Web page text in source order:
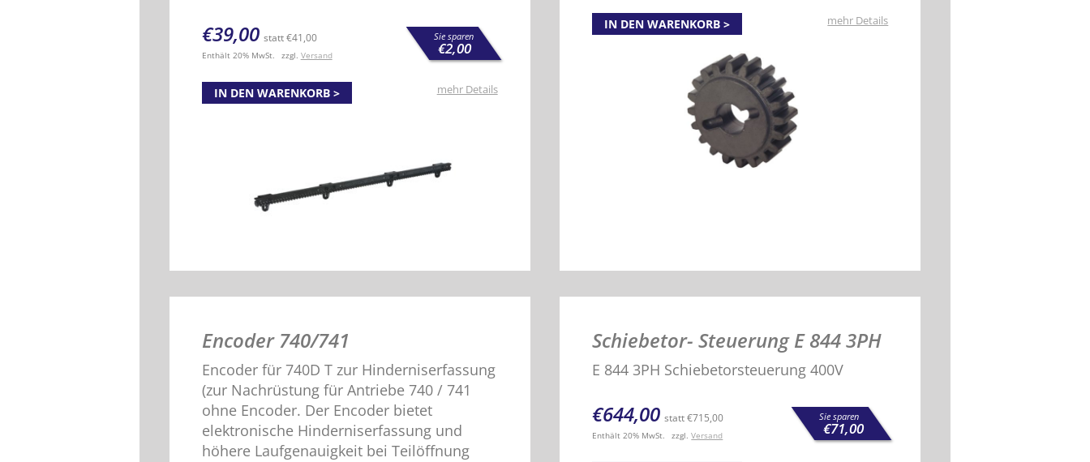
€39,00 statt€41,00
Enthält 20% MwSt. zzgl. Versand
Sie sparen
€2,00
IN DEN WARENKORB mehr Details
IN DEN WARENKORB mehr Details
Encoder 740/741
Encoder für 740D T zur Hinderniserfassung
(zur Nachrüstung für Antriebe 740 / 741
ohne Encoder. Der Encoder bietet
elektronische Hinderniserfassung und
höhere Laufgenauigkeit bei Teilöffnung
Schiebetor- Steuerung E 844 3PH
E 844 3PH Schiebetorsteuerung 400V
€644,00 statt€715,00
Enthält 20% MwSt. zzgl.Versand
Sie sparen
€71,00